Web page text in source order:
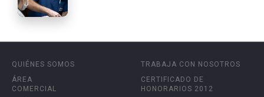
QUIÉNES SOMOS
ÁREA
COMERCIAL
TRABAJA CON NOSOTROS
CERTIFICADO DE
HONORARIOS 2012